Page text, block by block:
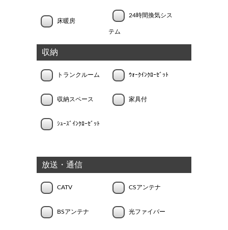
床暖房
24時間換気シス
テム
収納
トランクルーム ｳｫｰｸｲﾝｸﾛｰｾﾞｯﾄ
収納スペース 家具付
ｼｭｰｽﾞｲﾝｸﾛｰｾﾞｯﾄ
放送・通信
CATV CSアンテナ
BSアンテナ 光ファイバー